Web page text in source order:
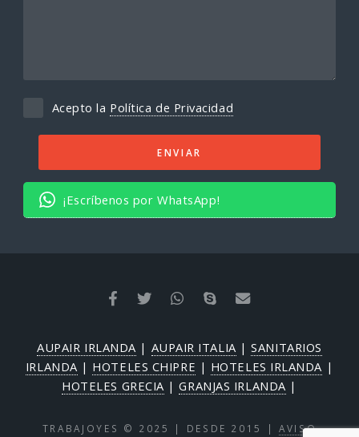
Acepto la Política de Privacidad
¡Escríbenos por WhatsApp!
AUPAIR IRLANDA | AUPAIR ITALIA |SANITARIOS
IRLANDA | HOTELES CHIPRE | HOTELES IRLANDA |
HOTELES GRECIA |GRANJAS IRLANDA |
TRABAJOYES © 2025 | DESDE 2015 | AVISO